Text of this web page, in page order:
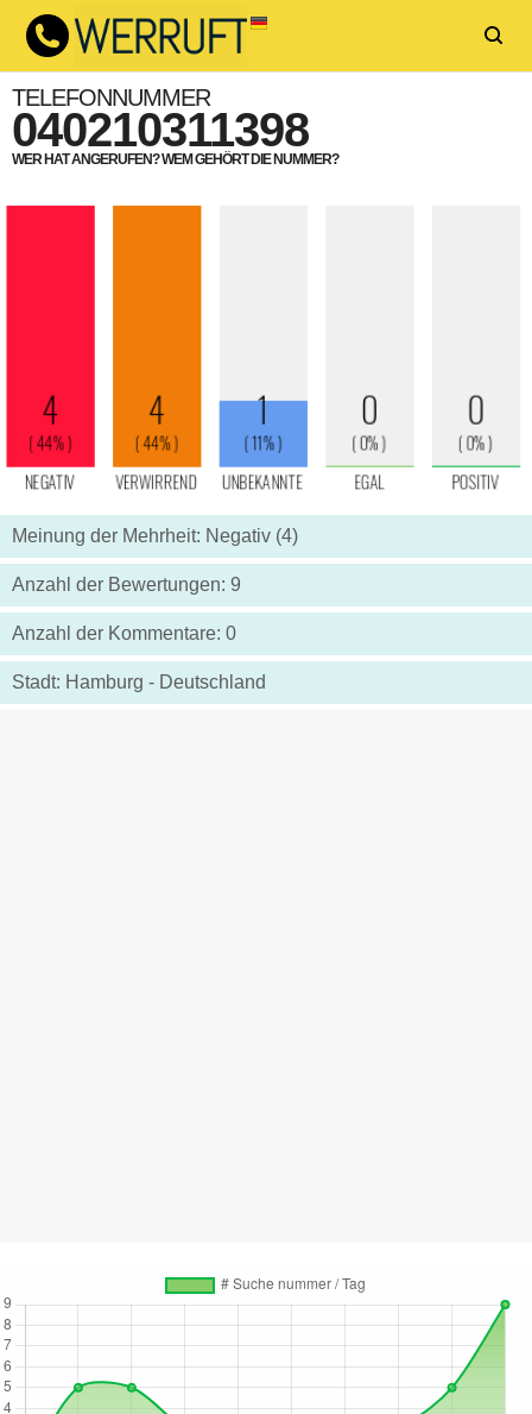
TELEFONNUMMER
040210311398
WER HAT ANGERUFEN? WEM GEHÖRT DIE NUMMER?
Meinung der Mehrheit: Negativ (4)
Anzahl der Bewertungen: 9
Anzahl der Kommentare: 0
Stadt: Hamburg - Deutschland